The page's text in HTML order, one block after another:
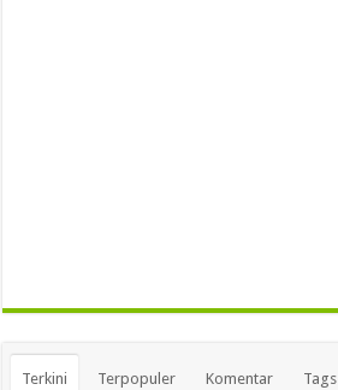
Terkini Terpopuler Komentar Tags